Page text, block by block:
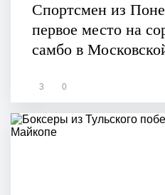
Спортсмен из
первое место на
самбо в
3 0